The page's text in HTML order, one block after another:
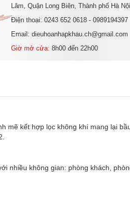
Lâm, Quận Long Biên, Thành phố Hà
Điện thoại: 0243 652 0618 - 0989194397
Email: dieuhoanhapkhau.ch@gmail.com
Giờ mở cửa: 8h00 đến 22h00
mẽ kết hợp lọc không khí mang lại
nhiều không gian: phòng khách,